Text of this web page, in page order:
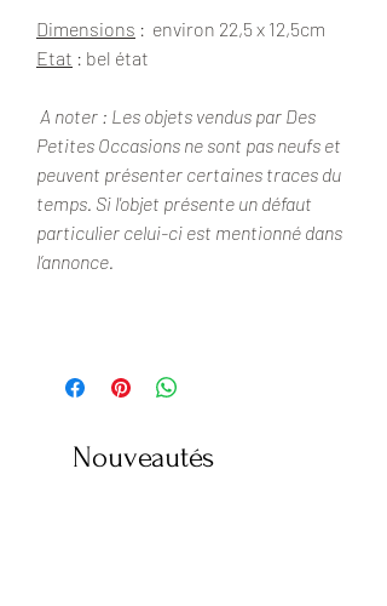
Dimensions : environ 22,5 x 12,5cm
Etat : bel état
A noter : Les objets vendus par Des
Petites Occasions ne sont pas neufs et
peuvent présenter certaines traces du
temps. Si l'objet présente un défaut
particulier celui-ci est mentionné dans
l’annonce.
Nouveautés